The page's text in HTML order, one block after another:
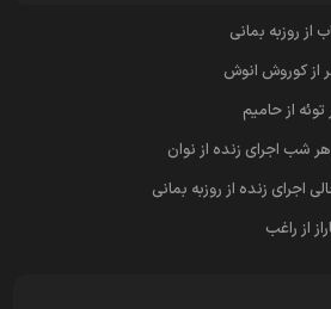
از روزبه بمانی
از کوروش انوش
از حامیم
شب اجرای زنده از نوان
اجرای زنده از روزبه بمانی
از راغب